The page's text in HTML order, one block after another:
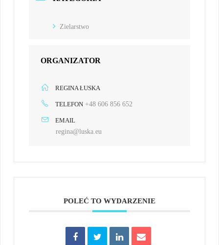
Zielarstwo
ORGANIZATOR
REGINA ŁUSKA
TELEFON +48 606 856 652
EMAIL
regina@luska.eu
POLEĆ TO WYDARZENIE